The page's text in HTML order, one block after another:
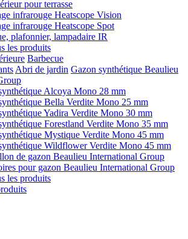
pour terrasse
infrarouge Heatscope Vision
infrarouge Heatscope Spot
plafonnier, lampadaire IR
les produits
Barbecue
Abri de jardin Gazon synthétique Beaulieu
Alcoya Mono 28 mm
Bella Verdite Mono 25 mm
Yadira Verdite Mono 30 mm
Forestland Verdite Mono 35 mm
Mystique Verdite Mono 45 mm
Wildflower Verdite Mono 45 mm
de gazon Beaulieu International Group
pour gazon Beaulieu International Group
les produits